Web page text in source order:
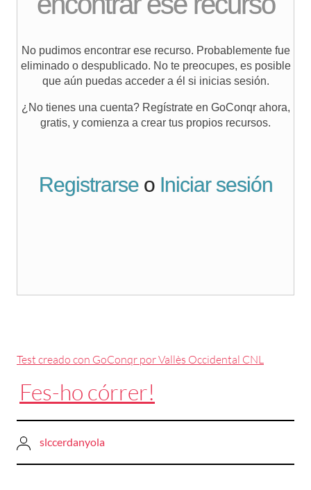
Test creado con GoConqr por Vallès Occidental CNL
Fes-ho córrer!
slccerdanyola